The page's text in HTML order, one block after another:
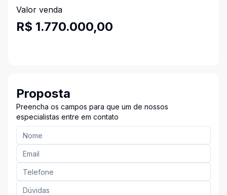
Valor venda
R$ 1.770.000,00
Proposta
Preencha os campos para que um de nossos
especialistas entre em contato